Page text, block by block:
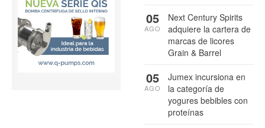
Next Century Spirits
adquiere la cartera de
marcas de licores
Grain & Barrel
05
AGO
Jumex incursiona en
la categoría de
yogures bebibles con
proteínas
05
AGO